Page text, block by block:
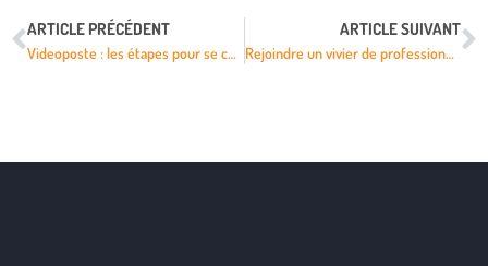
ARTICLE PRÉCÉDENT
Videoposte : les étapes pour se connecter à la nouvelle interface officielle
ARTICLE SUIVANT
Rejoindre un vivier de professionnels sélectionnés pour les résidences de prestige ?